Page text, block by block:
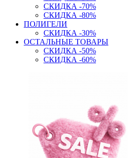
СКИДКА -70%
СКИДКА -80%
ПОЛИГЕЛИ
СКИДКА -30%
ОСТАЛЬНЫЕ ТОВАРЫ
СКИДКА -50%
СКИДКА -60%